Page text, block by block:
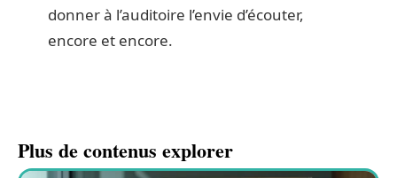
donner à l’auditoire l’envie d’écouter,
encore et encore.
Plus de contenus explorer